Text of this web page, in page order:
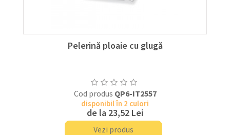
Pelerină ploaie cu glugă
Cod produs QP6-IT2557
disponibil în 2 culori
de la 23,52 Lei
Vezi produs